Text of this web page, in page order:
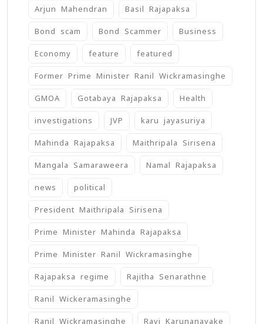
Arjun Mahendran Basil Rajapaksa
Bond scam Bond Scammer Business
Economy feature featured
Former Prime Minister Ranil Wickramasinghe
GMOA Gotabaya Rajapaksa Health
investigations JVP karu jayasuriya
Mahinda Rajapaksa Maithripala Sirisena
Mangala Samaraweera Namal Rajapaksa
news political
President Maithripala Sirisena
Prime Minister Mahinda Rajapaksa
Prime Minister Ranil Wickramasinghe
Rajapaksa regime Rajitha Senarathne
Ranil Wickeramasinghe
Ranil Wickramasinghe Ravi Karunanayake